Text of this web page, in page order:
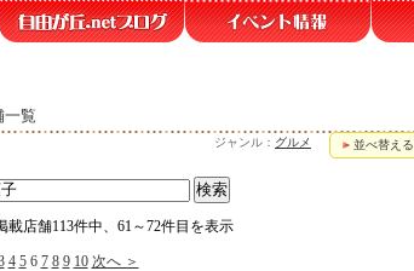
一覧
並べ替える
ジャンル： グルメ
載店舗113件中、61～72件目を表示
4 5 6 7 8 9 10 次へ ＞